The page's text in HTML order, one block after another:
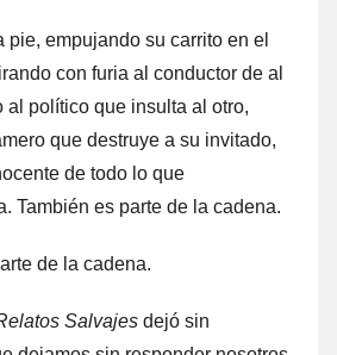
pie, empujando su carrito en el
con furia al conductor de al
al político que insulta al otro,
que destruye a su invitado,
de todo lo que
También es parte de la cadena.
de la cadena.
Salvajes dejó sin